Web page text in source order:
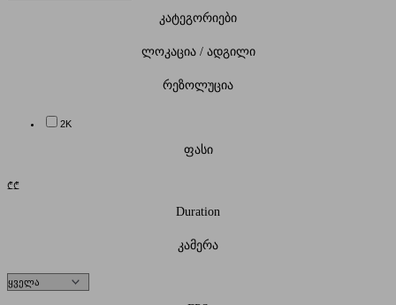
კატეგორიები
ლოკაცია / ადგილი
რეზოლუცია
2K
ფასი
₾₾
Duration
კამერა